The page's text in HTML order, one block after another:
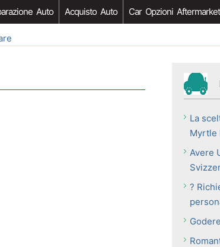
Auto Acquisto Auto Car Opzioni Aftermarket
La
Myrtle
Avere
?